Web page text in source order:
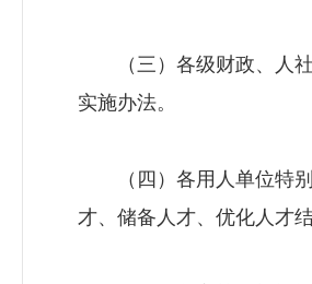
（三）各级财政、人社
实施办法。
（四）各用人单位特别
才、储备人才、优化人才